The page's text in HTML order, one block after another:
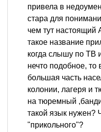
привела в
стара для
чем тут настоящий
такое название
когда слышу по ТВ
нечто подобное, то
большая часть
колонии, лагеря и
на тюремный
такой язык нужен?
"прикольного"?